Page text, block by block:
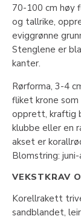
70-100 cm høy
og tallrike,
eviggrønne
Stenglene er
kanter.
Rørforma, 3-4
fliket krone
opprett, kraftig
klubbe eller en
akset er
Blomstring:
VEKSTKRAV
Korellrakett
sandblandet,